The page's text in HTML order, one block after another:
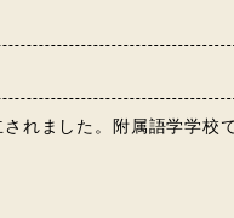
れました。附属語学学校